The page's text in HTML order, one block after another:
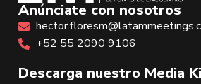
Anúnciate con nosotros
+52 55 2090 9106
Descarga nuestro Media